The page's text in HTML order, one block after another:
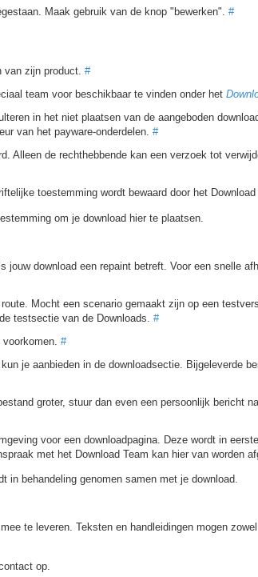
Maak gebruik van de knop "bewerken". #
van zijn product. #
team voor beschikbaar te vinden onder het
in het niet plaatsen van de aangeboden
van het payware-onderdelen. #
Alleen de rechthebbende kan een verzoek tot
toestemming wordt bewaard door het Download
om je download hier te plaatsen.
download een repaint betreft. Voor een snelle
Mocht een scenario gemaakt zijn op een
testsectie van de Downloads. #
#
je aanbieden in de downloadsectie. Bijgeleverde
groter, stuur dan even een persoonlijk bericht
voor een downloadpagina. Deze wordt in
met het Download Team kan hier van worden
in behandeling genomen samen met je download.
te leveren. Teksten en handleidingen mogen
op.